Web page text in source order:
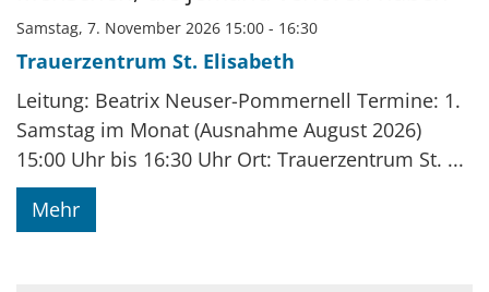
Samstag, 7. November 2026 15:00 - 16:30
Trauerzentrum St. Elisabeth
Leitung: Beatrix Neuser-Pommernell Termine: 1.
Samstag im Monat (Ausnahme August 2026)
15:00 Uhr bis 16:30 Uhr Ort: Trauerzentrum St. ...
Mehr